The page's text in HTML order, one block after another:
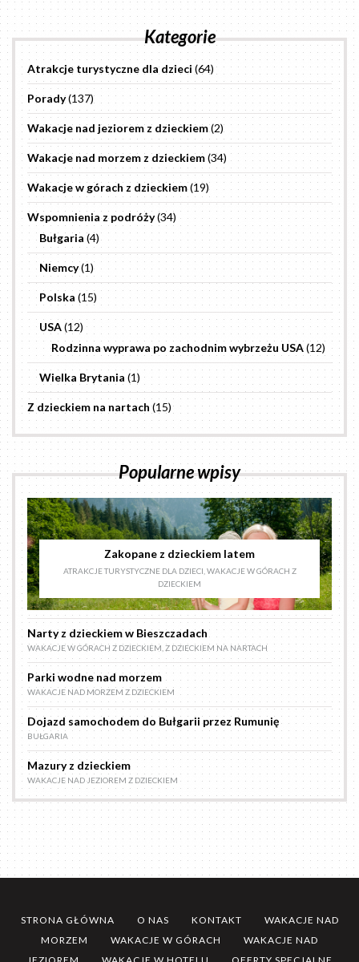
Kategorie
Atrakcje turystyczne dla dzieci (64)
Porady(137)
Wakacje nad jeziorem z dzieckiem(2)
Wakacje nad morzem z dzieckiem(34)
Wakacje w górach z dzieckiem(19)
Wspomnienia z podróży(34)
Bułgaria (4)
Niemcy(1)
Polska (15)
USA(12)
Rodzinna wyprawa po zachodnim wybrzeżu USA(12)
Wielka Brytania (1)
Z dzieckiem na nartach(15)
Popularne wpisy
Zakopane z dzieckiem latem
ATRAKCJE TURYSTYCZNE DLA DZIECI WAKACJE W GÓRACH Z
DZIECKIEM
Narty z dzieckiem w Bieszczadach
WAKACJE W GÓRACH Z DZIECKIEM Z DZIECKIEM NA NARTACH
Parki wodne nad morzem
WAKACJE NAD MORZEM Z DZIECKIEM
Dojazd samochodem do Bułgarii przez Rumunię
BUŁGARIA
Mazury z dzieckiem
WAKACJE NAD JEZIOREM Z DZIECKIEM
STRONA GŁÓWNA O NAS KONTAKT
WAKACJE NAD
MORZEM
WAKACJE W GÓRACH
WAKACJE NAD